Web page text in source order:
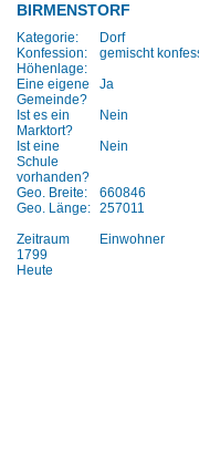
BIRMENSTORF
Kategorie:
Dorf
Konfession:
gemischt
Höhenlage:
Eine eigene
Gemeinde?
Ja
Ist es ein
Marktort?
Nein
Ist eine
Schule
vorhanden?
Nein
Geo. Breite:
660846
Geo. Länge: 257011
Zeitraum
Einwohner
1799
Heute